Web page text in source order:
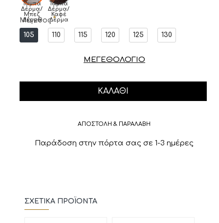
Ταμπά
Δέρμα/
Μπεζ
Δέρμα
Ταμπά
Δέρμα/
Καφέ
Δέρμα
Μέγεθος
105
110 115 120 125 130
ΚΑΛΆΘΙ
ΜΕΓΕΘΟΛΟΓΙΟ
ΑΠΟΣΤΟΛΗ & ΠΑΡΑΛΑΒΗ
Παράδοση στην πόρτα σας σε 1-3 ημέρες
ΣΧΕΤΙΚΆ ΠΡΟΪΌΝΤΑ